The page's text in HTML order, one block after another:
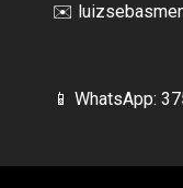
✉️
📱 WhatsApp: